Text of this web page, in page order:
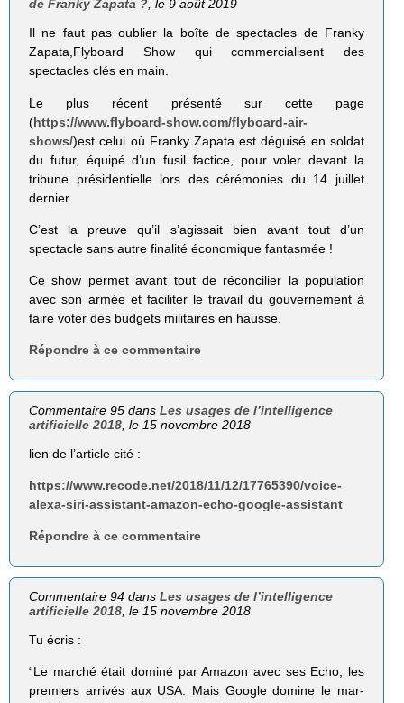
de Franky Zapata ?, le 9 août 2019
Il ne faut pas oublier la boîte de spectacles de Franky
Zapata,Flyboard Show qui commercialisent des
spectacles clés en main.
Le plus récent présenté sur cette page
(https://www.flyboard-show.com/flyboard-air-
shows/)est celui où Franky Zapata est déguisé en soldat
du futur, équipé d’un fusil factice, pour voler devant la
tribune présidentielle lors des cérémonies du 14 juillet
dernier.
C’est la preuve qu’il s’agissait bien avant tout d’un
spectacle sans autre finalité économique fantasmée !
Ce show permet avant tout de réconcilier la population
avec son armée et faciliter le travail du gouvernement à
faire voter des budgets militaires en hausse.
Répondre à ce commentaire
Commentaire 95 dansLes usages de l’intelligence
artificielle 2018 , le 15 novembre 2018
lien de l’article cité :
https://www.recode.net/2018/11/12/17765390/voice-
alexa-siri-assistant-amazon-echo-google-assistant
Répondre à ce commentaire
Commentaire 94 dansLes usages de l’intelligence
artificielle 2018 , le 15 novembre 2018
Tu écris :
“Le marché était dominé par Amazon avec ses Echo, les
premiers arrivés aux USA. Mais Google domine le mar-